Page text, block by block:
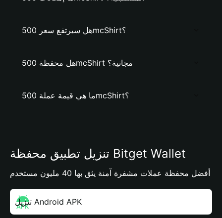
هل سيرتفع سعر 500mcShirt؟
هل محفظة 500mcShirt مجانية؟
ما هي قيمة عملة 500mcShirt؟
تنزيل تطبيق محفظة Bitget Wallet
أفضل محفظة عملات مشفرة آمنة يثق بها 40 مليون مستخدم
تنزيل Android APK